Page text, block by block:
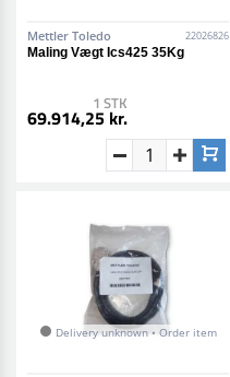
Mettler Toledo 22026826
Maling Vægt Ics425 35Kg
1 STK
69.914,25 kr.
Delivery unknown • Order item